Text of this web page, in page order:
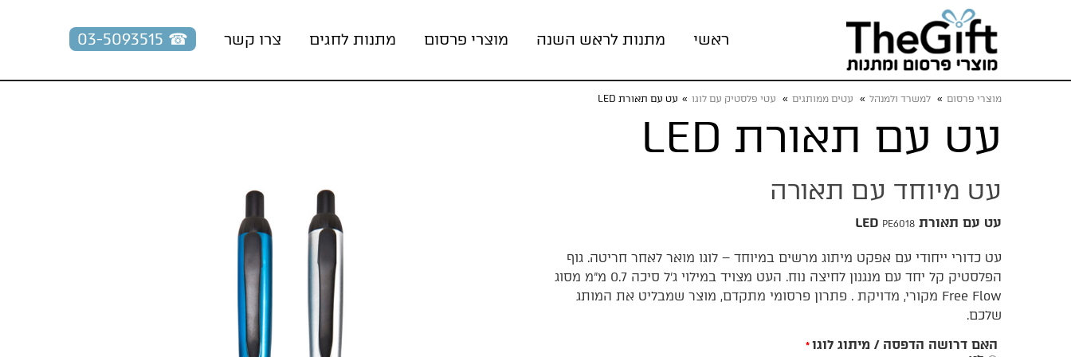
ראשי מתנות לראש השנה מוצרי פרסום מתנות לחגים צרו קשר ☎︎ 03-5093515
מוצרי פרסום » למשרד ולמנהל » עטים ממותגים » עטי פלסטיק עם לוגו » עט עם תאורת LED
עט עם תאורת LED
עט מיוחד עם תאורה
עט עם תאורת LED PE6018
עט כדורי ייחודי עם אפקט מיתוג מרשים במיוחד – לוגו מואר לאחר חריטה. גוף
הפלסטיק קל יחד עם מנגנון לחיצה נוח. העט מצויד במילוי ג’ל סיכה 0.7 מ”מ מסוג
Free Flow מקורי, מדויקת . פתרון פרסומי מתקדם, מוצר שמבליט את המותג
שלכם.
האם דרושה הדפסה / מיתוג לוגו *